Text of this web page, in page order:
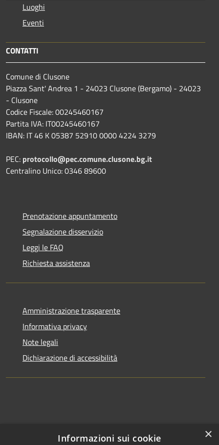
Luoghi
Eventi
CONTATTI
Comune di Clusone
Piazza Sant' Andrea 1 - 24023 Clusone (Bergamo) - 24023
- Clusone
Codice Fiscale: 00245460167
Partita IVA: IT00245460167
IBAN: IT 46 K 05387 52910 0000 4224 3279
PEC: protocollo@pec.comune.clusone.bg.it
Centralino Unico: 0346 89600
Prenotazione appuntamento
Segnalazione disservizio
Leggi le FAQ
Richiesta assistenza
Amministrazione trasparente
Informativa privacy
Note legali
Dichiarazione di accessibilità
×
Informazioni sui cookie